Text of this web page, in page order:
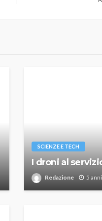
SCIENZE E TECH
I droni al
Redazione 5